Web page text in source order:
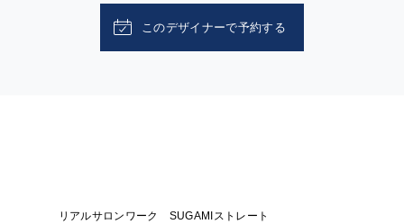
このデザイナーで予約する
リアルサロンワーク SUGAMIストレート